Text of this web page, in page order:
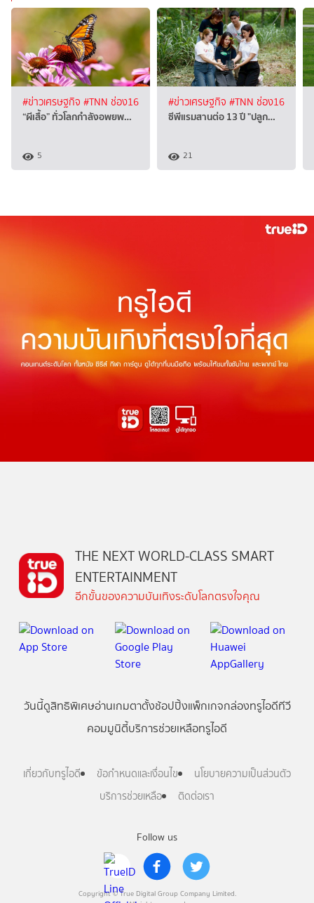
#ข่าวเศรษฐกิจ #TNN ช่อง16
“ผีเสื้อ” ทั่วโลกกำลังอพยพ…
5
#ข่าวเศรษฐกิจ #TNN ช่อง16
ซีพีแรมสานต่อ 13 ปี "ปลูก…
21
Follow us
Copyright © True Digital Group Company Limited.
THE NEXT WORLD-CLASS SMART
ENTERTAINMENT
อีกขั้นของความบันเทิงระดับโลกตรงใจคุณ
วันนี้ดูสิทธิพิเศษอ่านเกมตาตั้งช้อปปิ้งแพ็กเกจกล่องทรูไอดีทีวี
คอมมูนิตี้บริการช่วยเหลือทรูไอดี
เกี่ยวกับทรูไอดี ข้อกำหนดและเงื่อนไข
นโยบายความเป็นส่วนตัว
บริการช่วยเหลือ
ติดต่อเรา